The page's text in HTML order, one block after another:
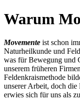
Warum
Movemente ist schon
Naturheilkunde und
was für Bewegung und
unserem früheren
Feldenkraismethode
unserer Arbeit, doch
erwies sich für uns als